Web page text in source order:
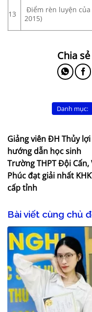
13
Điểm rèn luyện
2015)
Danh mục:
Giảng viên ĐH Thủy lợi
hướng dẫn học sinh
Trường THPT Đội Cấn,
Phúc đạt giải nhất
cấp tỉnh
Bài viết cùng chủ